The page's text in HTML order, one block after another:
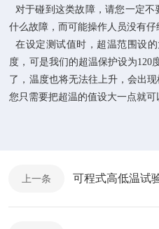
对于碰到这类故障，请您一定不
什么故障，而可能操作人员没有仔
在设定测试值时，超温范围设
度，可是我们的超温保护设为120
了，温度也将无法往上升，会出
您只需要把超温的值设大一点就可
上一条 可程式高低温试